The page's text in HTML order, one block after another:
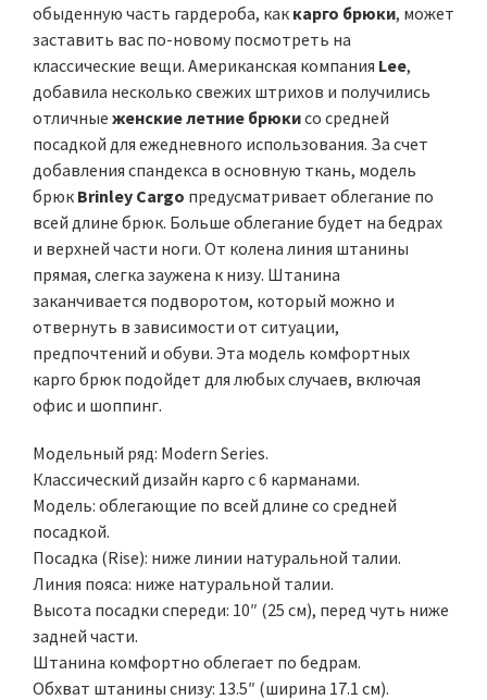
обыденную часть гардероба, как карго брюки, может
заставить вас по-новому посмотреть на
классические вещи. Американская компания Lee,
добавила несколько свежих штрихов и получились
отличные женские летние брюкисо средней
посадкой для ежедневного использования. За счет
добавления спандекса в основную ткань, модель
брюк Brinley Cargo предусматривает облегание по
всей длине брюк. Больше облегание будет на бедрах
и верхней части ноги. От колена линия штанины
прямая, слегка заужена к низу. Штанина
заканчивается подворотом, который можно и
отвернуть в зависимости от ситуации,
предпочтений и обуви. Эта модель комфортных
карго брюк подойдет для любых случаев, включая
офис и шоппинг.
Модельный ряд: Modern Series.
Классический дизайн карго с 6 карманами.
Модель: облегающие по всей длине со средней
посадкой.
Посадка (Rise): ниже линии натуральной талии.
Линия пояса: ниже натуральной талии.
Высота посадки спереди: 10″ (25 см), перед чуть ниже
задней части.
Штанина комфортно облегает по бедрам.
Обхват штанины снизу: 13.5″ (ширина 17.1 см).